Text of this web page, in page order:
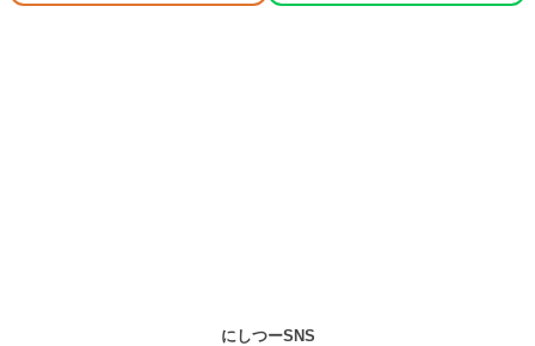
にしつーSNS